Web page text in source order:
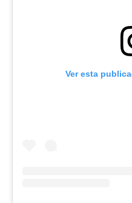
Ver esta